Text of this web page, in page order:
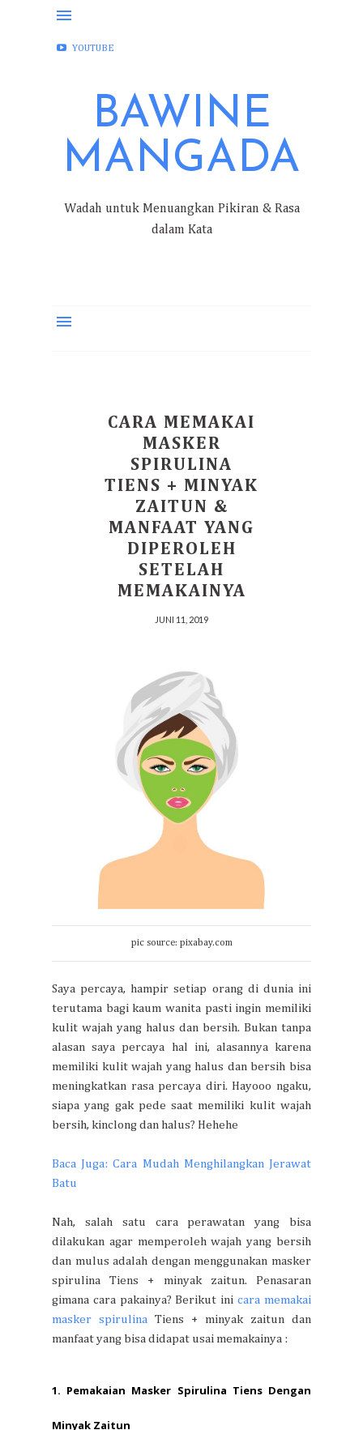
FACEBOOK
YOUTUBE
BAWINE
MANGADA
Wadah untuk Menuangkan Pikiran & Rasa
dalam Kata
CARA MEMAKAI
MASKER
SPIRULINA
TIENS + MINYAK
ZAITUN &
MANFAAT YANG
DIPEROLEH
SETELAH
MEMAKAINYA
JUNI 11, 2019
pic source: pixabay.com
Saya percaya, hampir setiap orang di dunia ini
terutama bagi kaum wanita pasti ingin memiliki
kulit wajah yang halus dan bersih. Bukan tanpa
alasan saya percaya hal ini, alasannya karena
memiliki kulit wajah yang halus dan bersih bisa
meningkatkan rasa percaya diri. Hayooo ngaku,
siapa yang gak pede saat memiliki kulit wajah
bersih, kinclong dan halus? Hehehe
Baca Juga: Cara Mudah Menghilangkan Jerawat
Batu
Nah, salah satu cara perawatan yang bisa
dilakukan agar memperoleh wajah yang bersih
dan mulus adalah dengan menggunakan masker
spirulina Tiens + minyak zaitun. Penasaran
gimana cara pakainya? Berikut inicara memakai
masker spirulina Tiens + minyak zaitun dan
manfaat yang bisa didapat usai memakainya :
1. Pemakaian Masker Spirulina Tiens Dengan
Minyak Zaitun